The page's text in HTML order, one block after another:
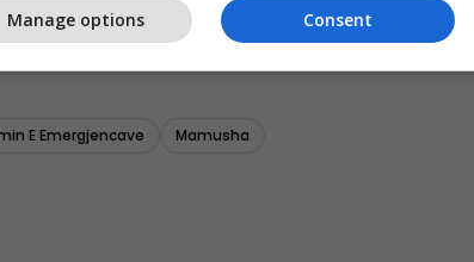
Consent
Manage options